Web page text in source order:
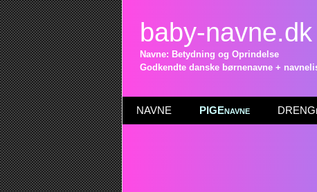
baby-navne.dk
Navne: Betydning og Oprindelse
Godkendte danske børnenavne +
NAVNE PIGEnavne